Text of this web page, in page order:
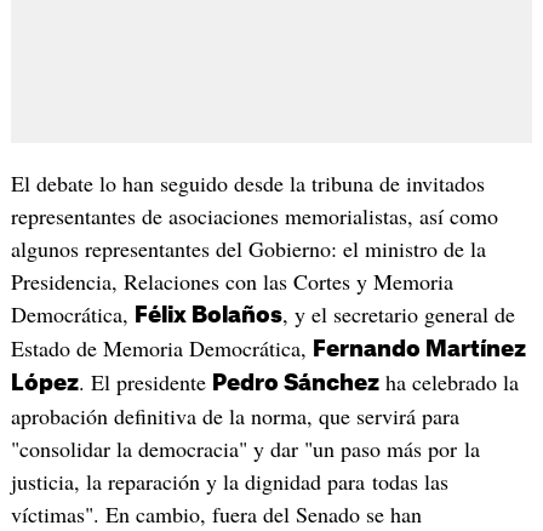
El debate lo han seguido desde la tribuna de invitados
representantes de asociaciones memorialistas, así como
algunos representantes del Gobierno: el ministro de la
Presidencia, Relaciones con las Cortes y Memoria
Democrática, Félix Bolaños, y el secretario general de
Estado de Memoria Democrática, Fernando Martínez
López. El presidente Pedro Sánchezha celebrado la
aprobación definitiva de la norma, que servirá para
"consolidar la democracia" y dar "un paso más por la
justicia, la reparación y la dignidad para todas las
víctimas". En cambio, fuera del Senado se han